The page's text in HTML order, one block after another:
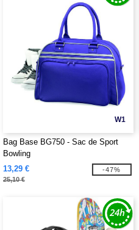
W1
Bag Base BG750 - Sac de Sport
Bowling
13,29 €
25,10 €
-47%